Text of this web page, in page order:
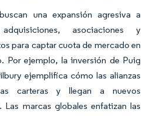
una expansión agresiva a
asociaciones y
para captar cuota de mercado en
Por ejemplo, la inversión de Puig
ejemplifica cómo las alianzas
carteras y llegan a nuevos
marcas globales enfatizan las